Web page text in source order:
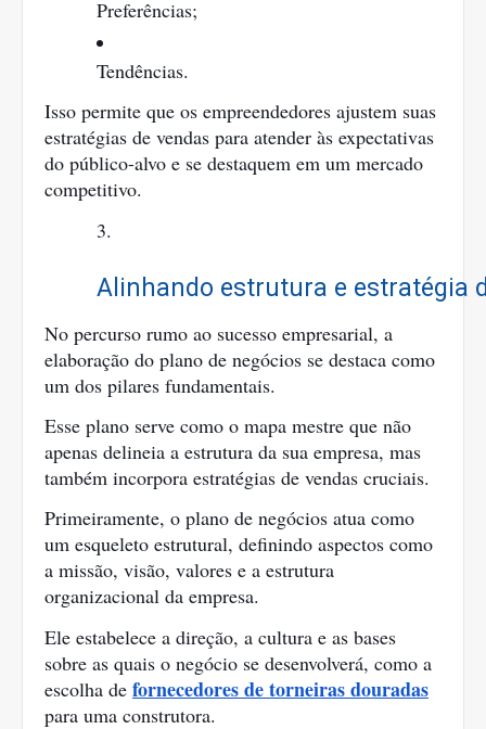
Preferências;
Tendências.
Isso permite que os empreendedores ajustem suas
estratégias de vendas para atender às expectativas
do público-alvo e se destaquem em um mercado
competitivo.
Alinhando estrutura e estratégia
No percurso rumo ao sucesso empresarial, a
elaboração do plano de negócios se destaca como
um dos pilares fundamentais.
Esse plano serve como o mapa mestre que não
apenas delineia a estrutura da sua empresa, mas
também incorpora estratégias de vendas cruciais.
Primeiramente, o plano de negócios atua como
um esqueleto estrutural, definindo aspectos como
a missão, visão, valores e a estrutura
organizacional da empresa.
Ele estabelece a direção, a cultura e as bases
sobre as quais o negócio se desenvolverá, como a
escolha de fornecedores de torneiras douradas
para uma construtora.